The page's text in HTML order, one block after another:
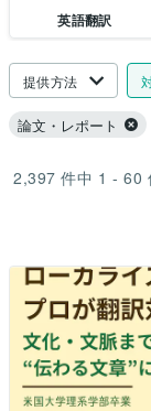
英語翻訳
提供方法
論文・レポート
2,397 件中 1 - 60